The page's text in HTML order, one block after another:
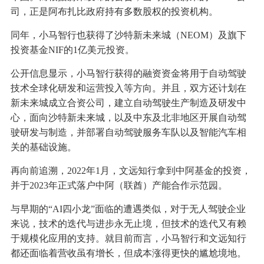
司，正是阿布扎比政府持有多数股权的投资机构。
同年，小马智行也获得了沙特新未来城（NEOM）及旗下
投资基金NIF的1亿美元投资。
公开信息显示，小马智行获得的融资资金将用于自动驾驶
技术全球化研发和运营投入等方向。并且，双方还计划在
新未来城成立合资公司，建立自动驾驶生产制造及研发中
心，面向沙特新未来城，以及中东及北非地区开展自动驾
驶研发与制造，并部署自动驾驶服务车队以及智能汽车相
关的基础设施。
再向前追溯，2022年1月，文远知行拿到中阿基金的投资，
并于2023年正式落户中阿（联酋）产能合作示范园。
与早期的“AI四小龙”面临的遭遇类似，对于无人驾驶企业
来说，技术的迭代与进步永无止境，但技术的迭代又有赖
于规模化应用的支持。就目前而言，小马智行和文远知行
都还面临着营收虽有增长，但成本涨得更快的尴尬境地。